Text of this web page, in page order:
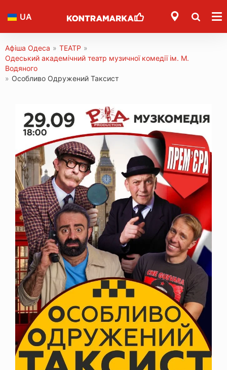
UA
Афіша Одеса » ТЕАТР »
Одеський академічний театр музичної комедії ім. М.
Водяного
» Особливо Одружений Таксист